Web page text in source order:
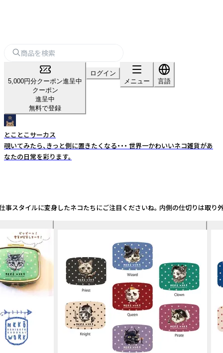
5,000円分クーポン進呈中
クーポン
進呈中
無料で登録
ログイン
メニュー
言語
とことこサーカス
覗いてみたら、きっと側に置きたくなる・・・ 世界一かわいいネコ雑貨があ
なたの日常を彩ります。
ルに変身したネコたちにご注目くださいね。 内側の仕切りは取り